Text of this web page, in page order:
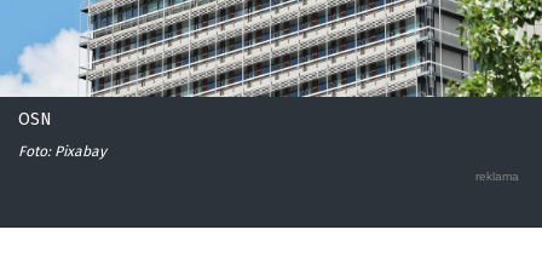
OSN
Foto: Pixabay